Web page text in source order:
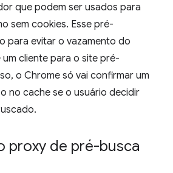
que podem ser usados para
sem cookies. Esse pré-
para evitar o vazamento do
cliente para o site pré-
o Chrome só vai confirmar um
no cache se o usuário decidir
proxy de pré-busca